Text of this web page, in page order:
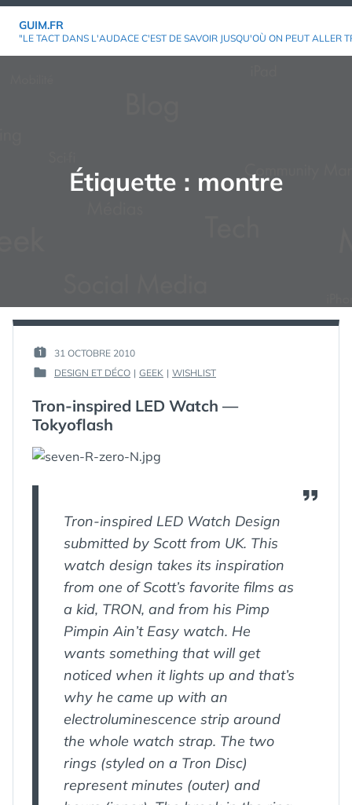
Aller
GUIM.FR
"LE TACT DANS L'AUDACE C'EST DE SAVOIR JUSQU'OÙ ON PEUT ALLER
Étiquette : montre
PUBLIÉ
LE :
31 OCTOBRE 2010
GUIM
PUBLIÉ
DESIGN ET DÉCO | GEEK | WISHLIST
Tron-inspired LED Watch —
Tokyoflash
Tron-inspired LED Watch Design
submitted by Scott from UK. This
watch design takes its inspiration
from one of Scott’s favorite films as
a kid, TRON, and from his Pimp
Pimpin Ain’t Easy watch. He
wants something that will get
noticed when it lights up and that’s
why he came up with an
electroluminescence strip around
the whole watch strap. The two
rings (styled on a Tron Disc)
represent minutes (outer) and